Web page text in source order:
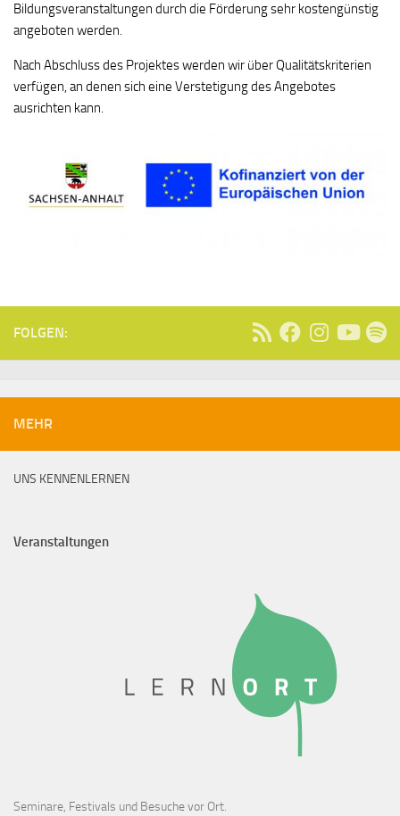
Bildungsveranstaltungen durch die Förderung sehr kostengünstig
angeboten werden.
Nach Abschluss des Projektes werden wir über Qualitätskriterien
verfügen, an denen sich eine Verstetigung des Angebotes
ausrichten kann.
FOLGEN:
MEHR
UNS KENNENLERNEN
Veranstaltungen
Seminare, Festivals und Besuche vor Ort.